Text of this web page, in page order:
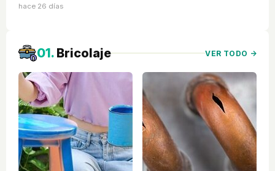
hace 26 días
01. Bricolaje VER TODO →